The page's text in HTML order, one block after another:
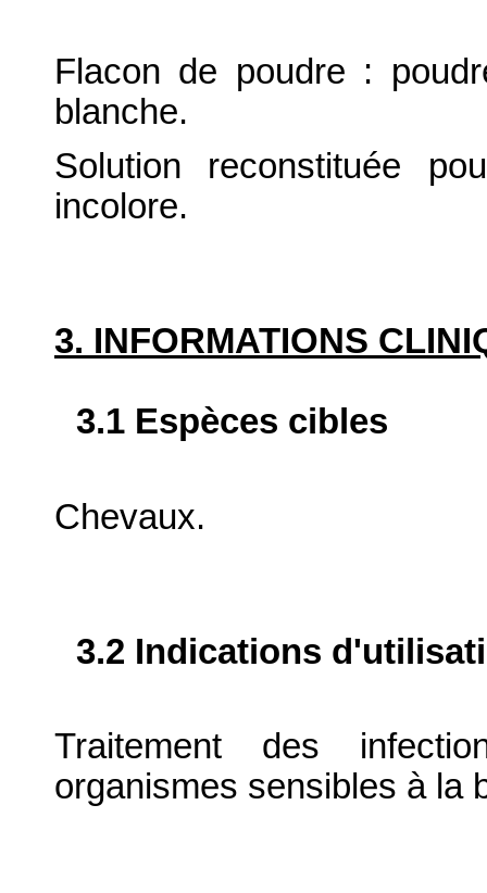
Flacon de poudre :
blanche.
Solution reconstituée
incolore.
3. INFORMATIONS
3.1 Espèces cibles
Chevaux.
3.2 Indications
Traitement des
organismes sensibles à la